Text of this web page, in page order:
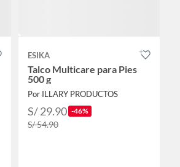
ESIKA
Talco Multicare para Pies
500 g
Por ILLARY PRODUCTOS
S/ 29.90 -46%
S/ 54.90